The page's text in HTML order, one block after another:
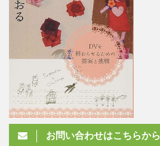
お問い合わせはこちらから